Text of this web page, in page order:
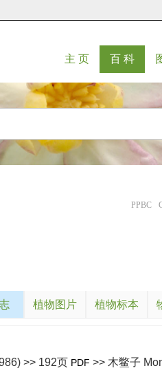
主 页(current)
百 科
PPBC
植物图片 植物标本
>> 192页 PDF >> 木鳖子